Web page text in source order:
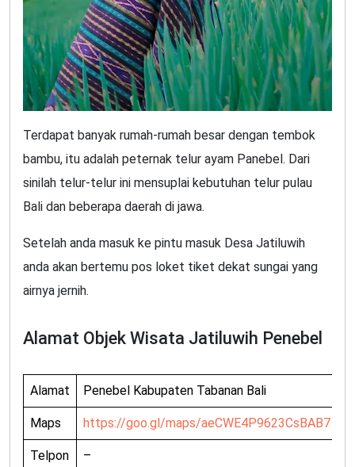
Terdapat banyak rumah-rumah besar dengan tembok
bambu, itu adalah peternak telur ayam Panebel. Dari
sinilah telur-telur ini mensuplai kebutuhan telur pulau
Bali dan beberapa daerah di jawa.
Setelah anda masuk ke pintu masuk Desa Jatiluwih
anda akan bertemu pos loket tiket dekat sungai yang
airnya jernih.
Alamat Objek Wisata Jatiluwih Penebel
Alamat Penebel Kabupaten Tabanan Bali
Maps https://goo.gl/maps/aeCWE4P9623CsBAB7
Telpon –